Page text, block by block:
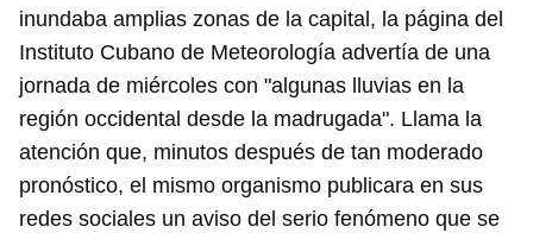
inundaba amplias zonas de la capital, la página del
Instituto Cubano de Meteorología advertía de una
jornada de miércoles con "algunas lluvias en la
región occidental desde la madrugada". Llama la
atención que, minutos después de tan moderado
pronóstico, el mismo organismo publicara en sus
redes sociales un aviso del serio fenómeno que se